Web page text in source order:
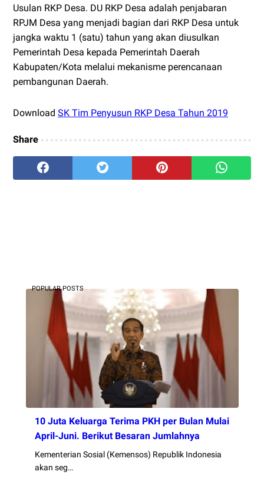
Usulan RKP Desa. DU RKP Desa adalah penjabaran
RPJM Desa yang menjadi bagian dari RKP Desa untuk
jangka waktu 1 (satu) tahun yang akan diusulkan
Pemerintah Desa kepada Pemerintah Daerah
Kabupaten/Kota melalui mekanisme perencanaan
pembangunan Daerah.
Download SK Tim Penyusun RKP Desa Tahun 2019
Share
POPULAR POSTS
10 Juta Keluarga Terima PKH per Bulan Mulai
April-Juni. Berikut Besaran Jumlahnya
Kementerian Sosial (Kemensos) Republik Indonesia
akan seg…